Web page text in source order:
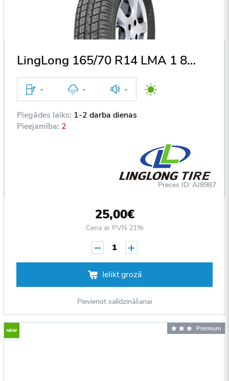
LingLong 165/70 R14 LMA 1 81T DOT2011
- - -
Piegādes laiks: 1-2 darba dienas
Pieejamība: 2
Preces ID: AJ8987
25,00€
Cena ar PVN 21%
1
Ielikt grozā
Pievienot salīdzināšanai
Premium